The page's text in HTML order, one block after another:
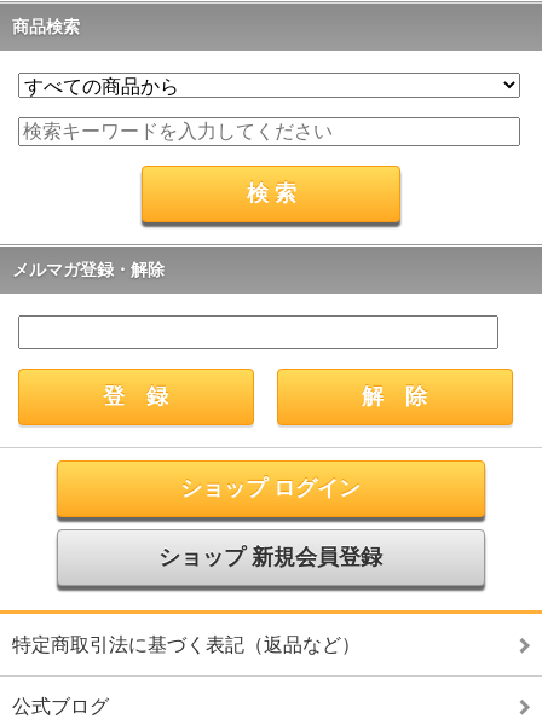
商品検索
メルマガ登録・解除
ショップ ログイン
ショップ 新規会員登録
特定商取引法に基づく表記（返品など）
公式ブログ